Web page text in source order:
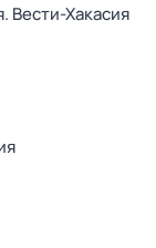
Вести-Хакасия